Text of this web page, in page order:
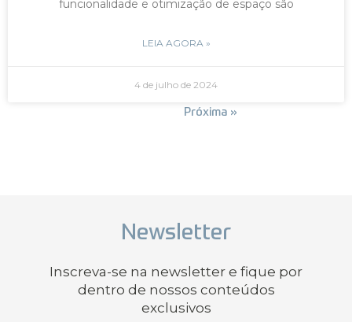
funcionalidade e otimização de espaço são
LEIA AGORA »
4 de julho de 2024
Próxima »
Newsletter
Inscreva-se na newsletter e fique por
dentro de nossos conteúdos
exclusivos